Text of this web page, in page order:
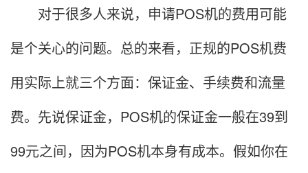
对于很多人来说，申请POS机的费用可能
是个关心的问题。总的来看，正规的POS机费
用实际上就三个方面：保证金、手续费和流量
费。先说保证金，POS机的保证金一般在39到
99元之间，因为POS机本身有成本。假如你在